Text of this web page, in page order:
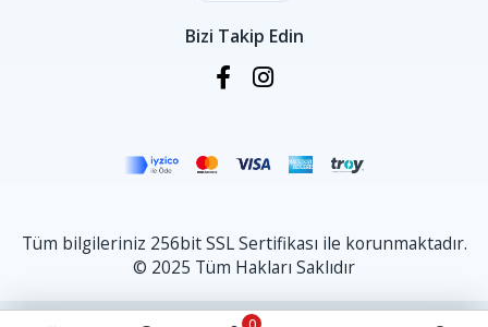
Bizi Takip Edin
Tüm bilgileriniz 256bit SSL Sertifikası ile korunmaktadır.
© 2025 Tüm Hakları Saklıdır